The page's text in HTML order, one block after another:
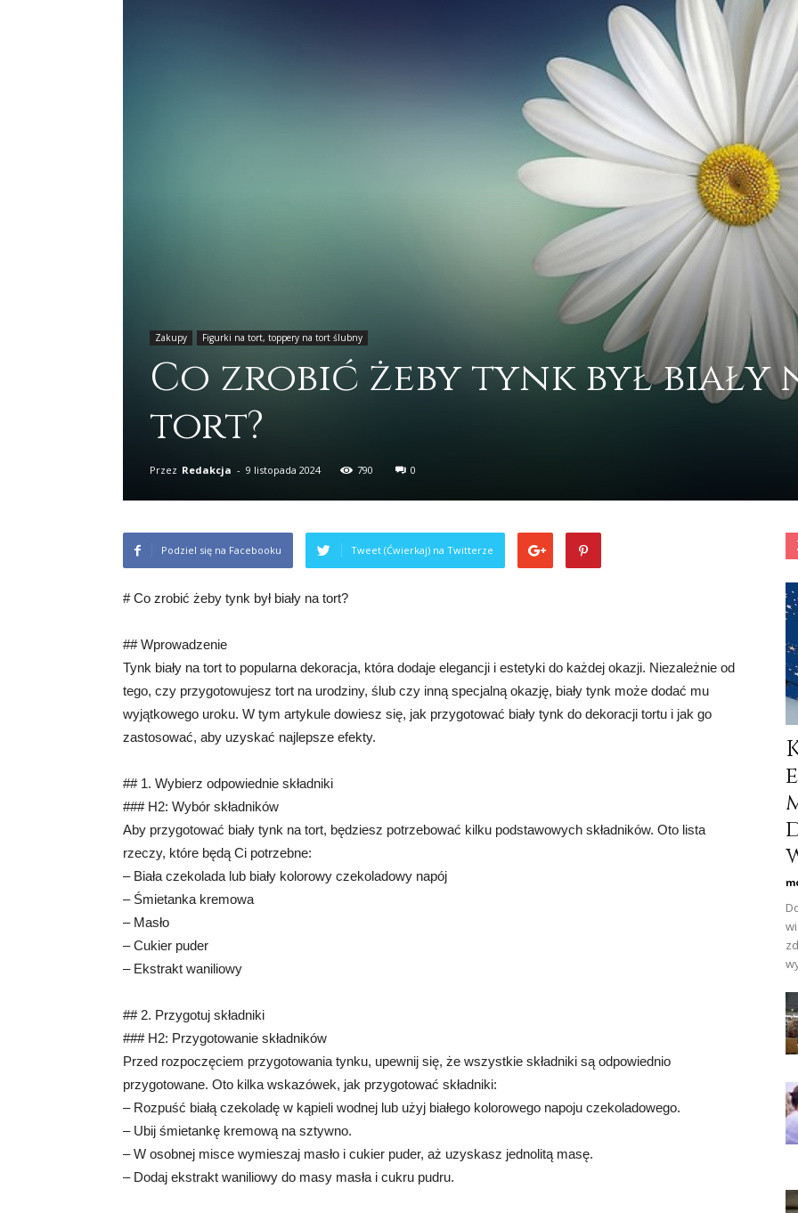
Zakupy Figurki na tort, toppery na tort ślubny
Co zrobić żeby tynk był biały
tort?
Przez Redakcja - 9 listopada 2024 790 0
Podziel się na Facebooku Tweet (Ćwierkaj) na Twitterze
# Co zrobić żeby tynk był biały na tort?
## Wprowadzenie
Tynk biały na tort to popularna dekoracja, która dodaje elegancji i estetyki do każdej okazji. Niezależnie od
tego, czy przygotowujesz tort na urodziny, ślub czy inną specjalną okazję, biały tynk może dodać mu
wyjątkowego uroku. W tym artykule dowiesz się, jak przygotować biały tynk do dekoracji tortu i jak go
zastosować, aby uzyskać najlepsze efekty.
## 1. Wybierz odpowiednie składniki
### H2: Wybór składników
Aby przygotować biały tynk na tort, będziesz potrzebować kilku podstawowych składników. Oto lista
rzeczy, które będą Ci potrzebne:
– Biała czekolada lub biały kolorowy czekoladowy napój
– Śmietanka kremowa
– Masło
– Cukier puder
– Ekstrakt waniliowy
## 2. Przygotuj składniki
### H2: Przygotowanie składników
Przed rozpoczęciem przygotowania tynku, upewnij się, że wszystkie składniki są odpowiednio
przygotowane. Oto kilka wskazówek, jak przygotować składniki:
– Rozpuść białą czekoladę w kąpieli wodnej lub użyj białego kolorowego napoju czekoladowego.
– Ubij śmietankę kremową na sztywno.
– W osobnej misce wymieszaj masło i cukier puder, aż uzyskasz jednolitą masę.
– Dodaj ekstrakt waniliowy do masy masła i cukru pudru.